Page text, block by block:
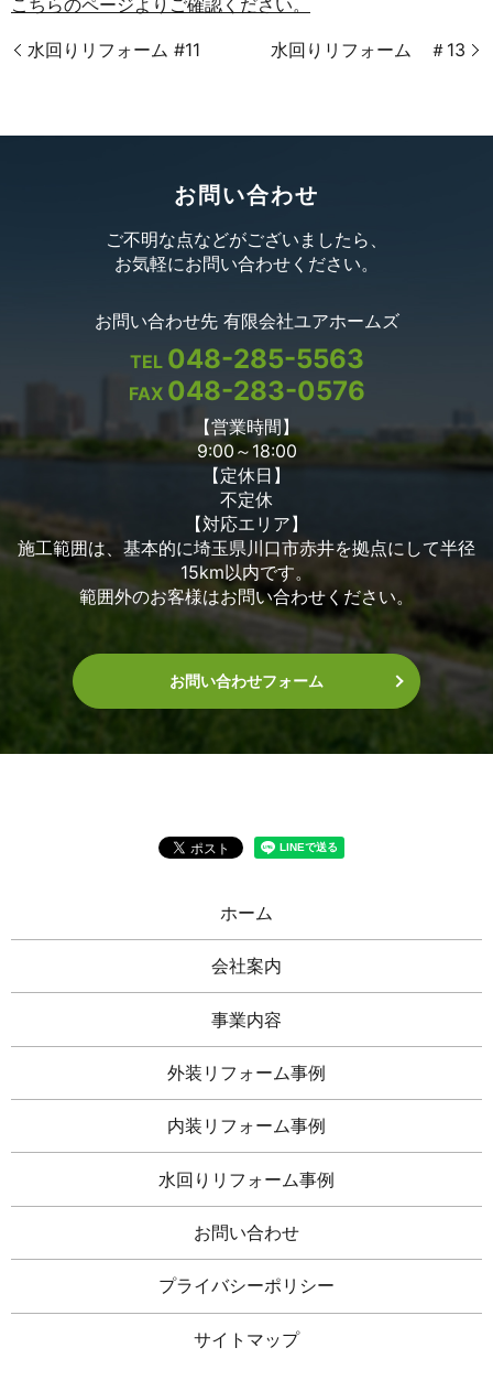
こちらのページよりご確認ください。
水回りリフォーム #11 水回りリフォーム ＃13
お問い合わせ
ご不明な点などがございましたら、
お気軽にお問い合わせください。
お問い合わせ先 有限会社ユアホームズ
TEL 048-285-5563
FAX 048-283-0576
【営業時間】
9:00～18:00
【定休日】
不定休
【対応エリア】
施工範囲は、基本的に埼玉県川口市赤井を拠点にして半径
15km以内です。
範囲外のお客様はお問い合わせください。
お問い合わせフォーム
ホーム
会社案内
事業内容
外装リフォーム事例
内装リフォーム事例
水回りリフォーム事例
お問い合わせ
プライバシーポリシー
サイトマップ